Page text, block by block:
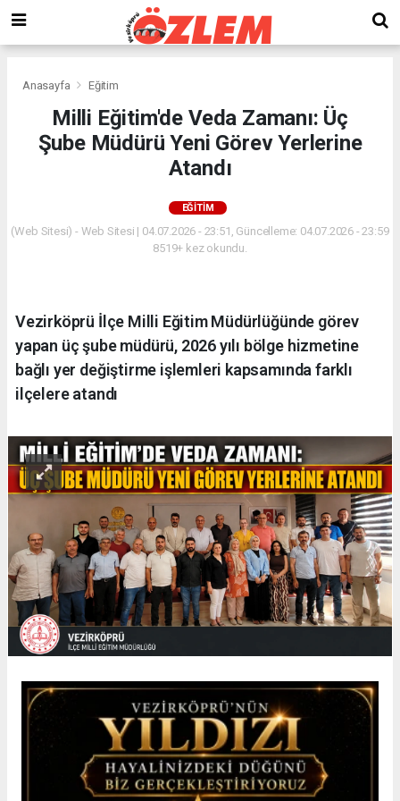
Anasayfa Eğitim
Milli Eğitim'de Veda Zamanı: Üç
Şube Müdürü Yeni Görev Yerlerine
Atandı
EĞITIM
(Web Sitesi) - Web Sitesi | 04.07.2026 - 23:51, Güncelleme: 04.07.2026 - 23:59
8519+ kez okundu.
Vezirköprü İlçe Milli Eğitim Müdürlüğünde görev
yapan üç şube müdürü, 2026 yılı bölge hizmetine
bağlı yer değiştirme işlemleri kapsamında farklı
ilçelere atandı